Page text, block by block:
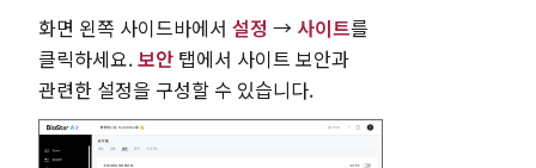
화면 왼쪽 사이드바에서 설정 → 사이트를
클릭하세요.보안 탭에서 사이트 보안과
관련한 설정을 구성할 수 있습니다.